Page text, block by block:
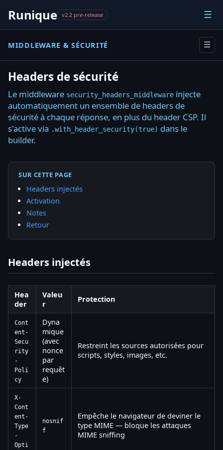
Runique v2.2 pre-release ☰
MIDDLEWARE & SÉCURITÉ ☰
Headers de sécurité
Le middleware security_headers_middleware injecte
automatiquement un ensemble de headers de
sécurité à chaque réponse, en plus du header CSP. Il
s'active via .with_header_security(true) dans le
builder.
SUR CETTE PAGE
Headers injectés
Activation
Notes
Retour
Headers injectés
Hea
der
Valeu
r
Protection
Cont
ent-
Secu
rity
-
Poli
cy
Dyna
mique
(avec
nonce
par
requêt
e)
Restreint les sources autorisées pour
scripts, styles, images, etc.
X-
Cont
ent-
Type
-
Opti
nosnif
f
Empêche le navigateur de deviner le
type MIME — bloque les attaques
MIME sniffing